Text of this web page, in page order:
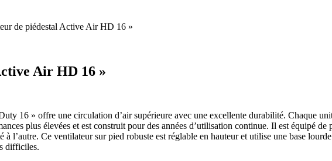
de piédestal Active Air HD 16 »
Air HD 16 »
16 » offre une circulation d’air supérieure avec une excellente durabilité. Chaque
plus élevées et est construit pour des années d’utilisation continue. Il est équipé
à l’autre. Ce ventilateur sur pied robuste est réglable en hauteur et utilise une base
difficiles.